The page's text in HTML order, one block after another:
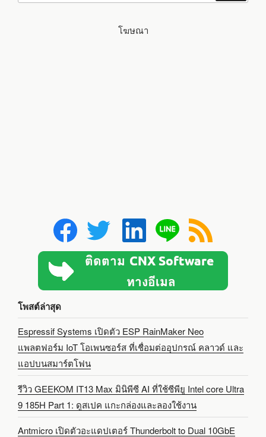
โฆษณา
โพสต์ล่าสุด
Espressif Systems เปิดตัว ESP RainMaker Neo
แพลตฟอร์ม IoT โอเพนซอร์ส ที่เชื่อมต่ออุปกรณ์ คลาวด์ และ
แอปบนสมาร์ตโฟน
รีวิว GEEKOM IT13 Max มินิพีซี AI ที่ใช้ซีพียู Intel core Ultra
9 185H Part 1: ดูสเปค แกะกล่องและลองใช้งาน
Antmicro เปิดตัวอะแดปเตอร์ Thunderbolt to Dual 10GbE